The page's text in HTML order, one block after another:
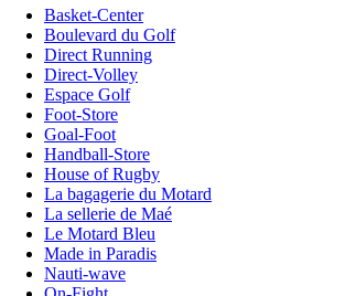
Basket-Center
Boulevard du Golf
Direct Running
Direct-Volley
Espace Golf
Foot-Store
Goal-Foot
Handball-Store
House of Rugby
La bagagerie du Motard
La sellerie de Maé
Le Motard Bleu
Made in Paradis
Nauti-wave